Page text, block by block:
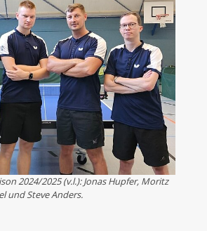
2024/2025 (v.l.): Jonas Hupfer, Moritz
und Steve Anders.